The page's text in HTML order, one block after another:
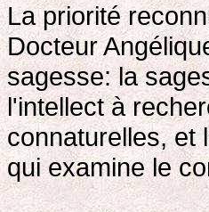
La priorité
Docteur
sagesse: la
l'intellect à
connaturelles, et
qui examine le